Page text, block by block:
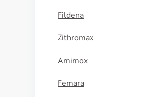
Fildena
Zithromax
Amimox
Femara